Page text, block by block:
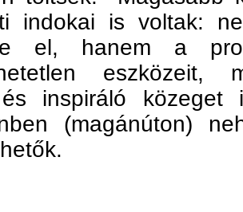
indokai is voltak:
el, hanem a
eszközeit,
inspiráló közeget
(magánúton)